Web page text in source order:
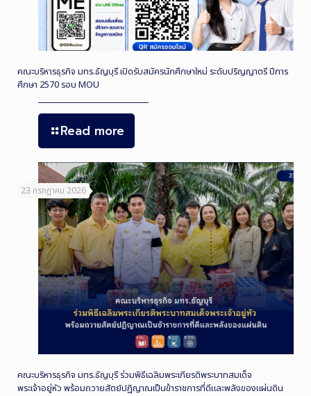
คณะบริหารธุรกิจ มทร.ธัญบุรี เปิดรับสมัครนักศึกษาใหม่ ระดับปริญญาตรี ปีการ
ศึกษา 2570 รอบ MOU
Read more
23 กรกฎาคม 2026
คณะบริหารธุรกิจ มทร.ธัญบุรี ร่วมพิธีเฉลิมพระเกียรติพระบาทสมเด็จ
พระเจ้าอยู่หัว พร้อมถวายสัตย์ปฏิญาณเป็นข้าราชการที่ดีและพลังของแผ่นดิน